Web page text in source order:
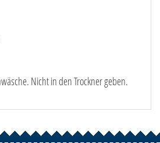
Nicht in den Trockner geben.